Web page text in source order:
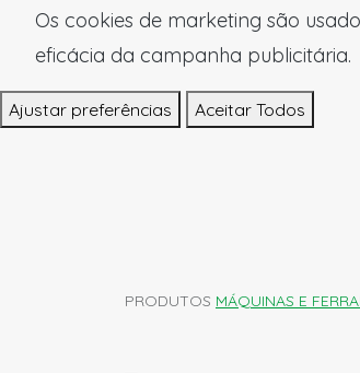
Os cookies de marketing são
eficácia da campanha publicitária.
Ajustar preferências Aceitar Todos
PRODUTOS MÁQUINAS E